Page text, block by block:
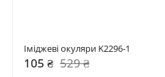
Іміджеві окуляри K2296-1
105 ₴ 529 ₴